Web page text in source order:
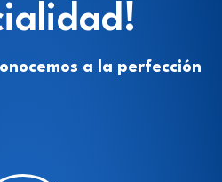
a la perfección